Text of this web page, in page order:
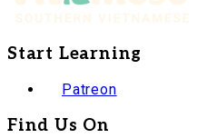
Start Learning
Patreon
Find Us On